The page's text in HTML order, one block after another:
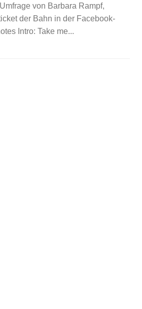
von Barbara Rampf,
der Bahn in der Facebook-
Intro: Take me...